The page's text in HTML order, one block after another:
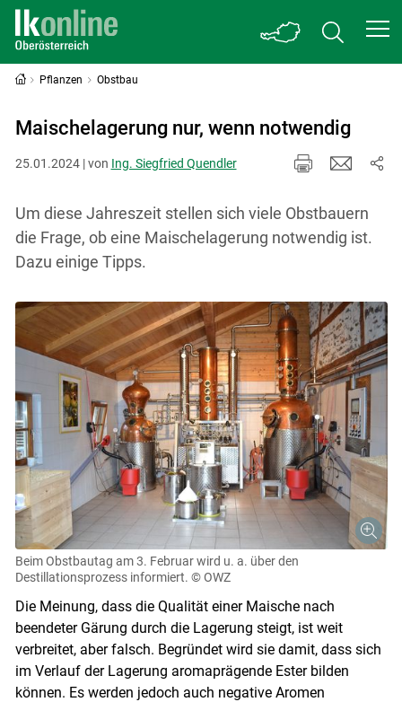
Pflanzen Obstbau
Maischelagerung nur, wenn notwendig
25.01.2024 | von Ing. Siegfried Quendler
Um diese Jahreszeit stellen sich viele Obstbauern
die Frage, ob eine Maischelagerung notwendig ist.
Dazu einige Tipps.
Beim Obstbautag am 3. Februar wird u. a. über den
Destillationsprozess informiert. © OWZ
Die Meinung, dass die Qualität einer Maische nach
beendeter Gärung durch die Lagerung steigt, ist weit
verbreitet, aber falsch. Begründet wird sie damit, dass sich
im Verlauf der Lagerung aromaprägende Ester bilden
können. Es werden jedoch auch negative Aromen